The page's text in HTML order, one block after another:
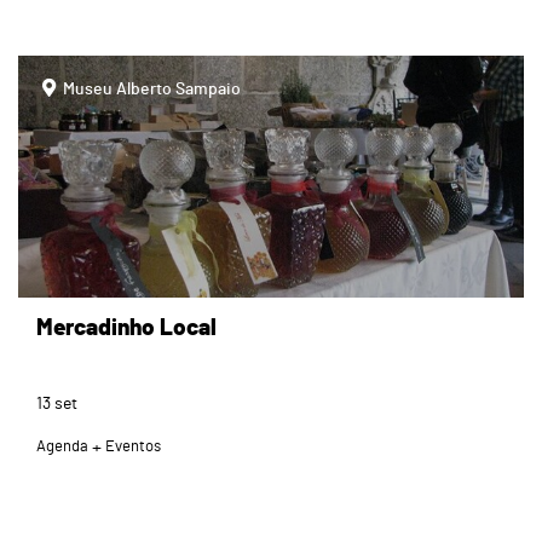
page
Museu Alberto Sampaio
Mercadinho Local
13 set
Agenda Eventos